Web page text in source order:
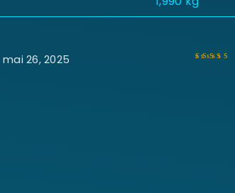
mai 26, 2025